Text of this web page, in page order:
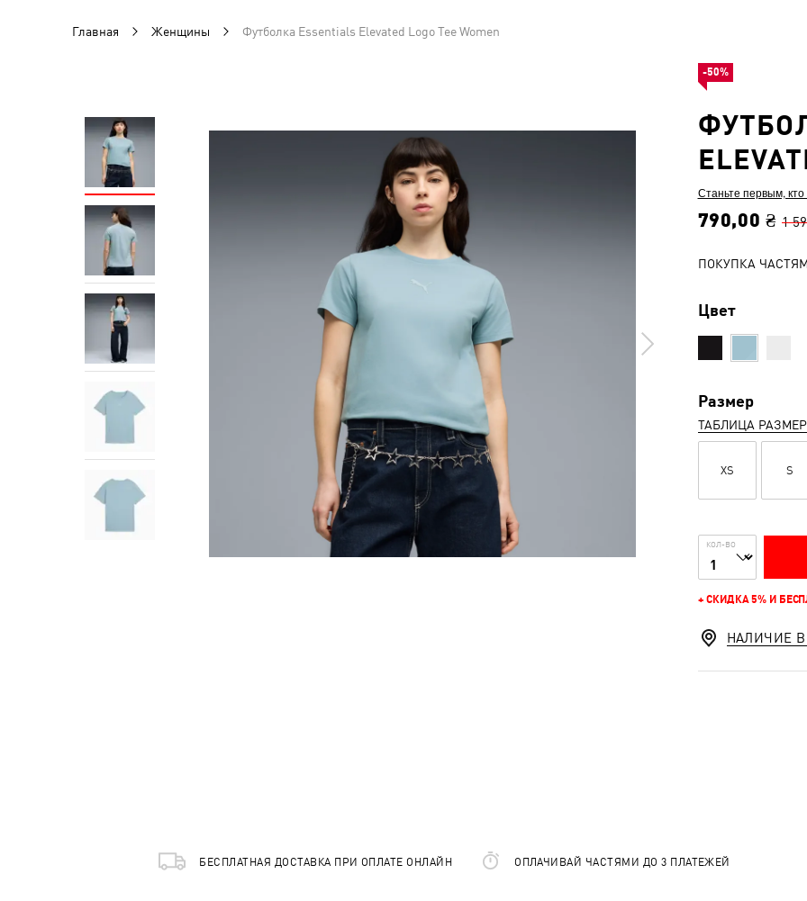
Главная Женщины Футболка Essentials Elevated Logo Tee Women
Станьте первым,
790,00 ₴ 1
ПОКУПКА
Цвет
Размер
ТАБЛИЦА
XS S
КОЛ-ВО
+ СКИДКА 5% И
-50%
НАЛИЧИЕ
БЕСПЛАТНАЯ ДОСТАВКА ПРИ ОПЛАТЕ ОНЛАЙН ОПЛАЧИВАЙ ЧАСТЯМИ ДО 3 ПЛАТЕЖЕЙ